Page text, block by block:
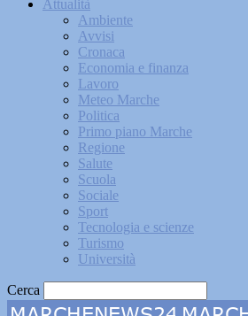
Attualità
Ambiente
Avvisi
Cronaca
Economia e finanza
Lavoro
Meteo Marche
Politica
Primo piano Marche
Regione
Salute
Scuola
Sociale
Sport
Tecnologia e scienze
Turismo
Università
Cerca